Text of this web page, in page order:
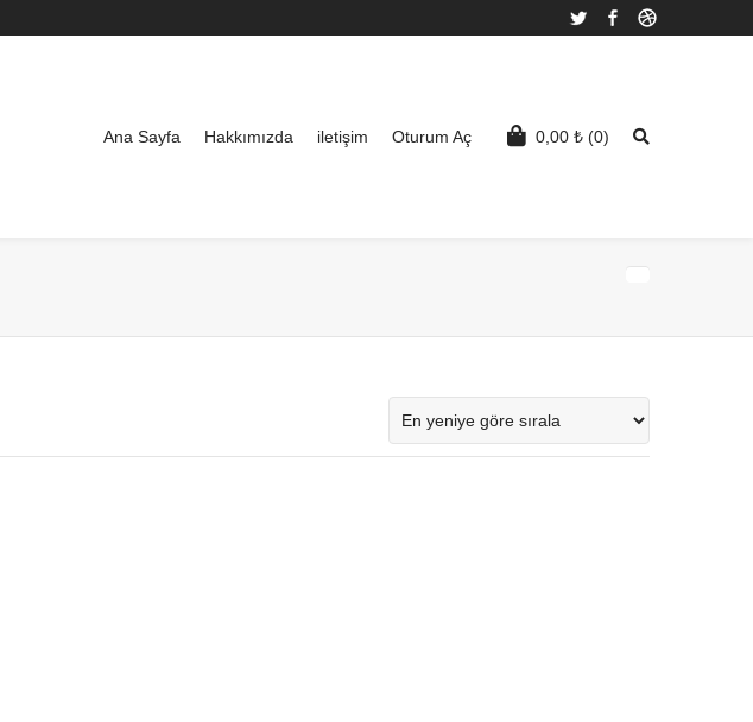
Twitter Facebook
0,00 ₺ (0)
Ana Sayfa Hakkımızda iletişim Oturum Aç